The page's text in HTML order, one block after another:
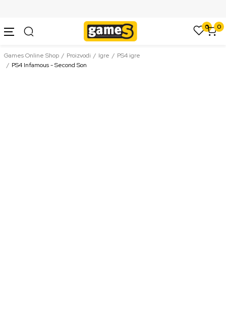
0 0
Games Online Shop Proizvodi Igre
PS4 igre
PS4 Infamous - Second Son